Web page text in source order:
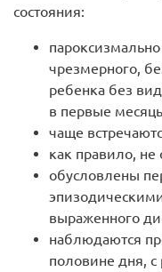
состояния:
чрезмерного,
ребенка без
в первые
чаще
как правило,
обусловлены
выраженного
наблюдаются
половине дня, с